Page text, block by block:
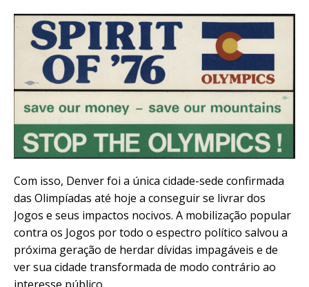
Com isso, Denver foi a única cidade-sede confirmada
das Olimpíadas até hoje a conseguir se livrar dos
Jogos e seus impactos nocivos. A mobilização popular
contra os Jogos por todo o espectro político salvou a
próxima geração de herdar dívidas impagáveis e de
ver sua cidade transformada de modo contrário ao